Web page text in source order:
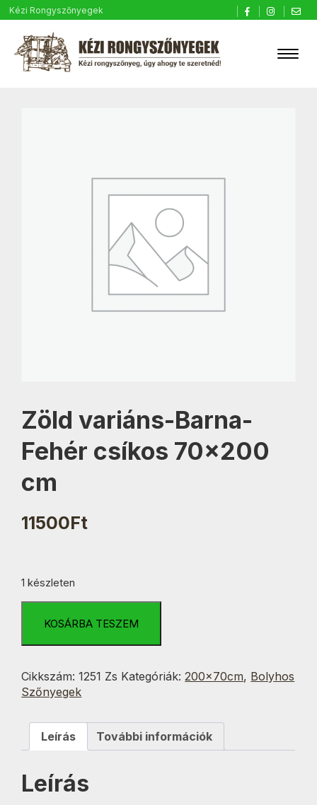
Kézi Rongyszőnyegek
Zöld variáns-Barna-
Fehér csíkos 70×200
cm
11500Ft
1 készleten
variáns-
csíkos
70x200
cm
KOSÁRBA TESZEM
Cikkszám:1251 Zs Kategóriák:200x70cm, Bolyhos
Szőnyegek
Leírás További információk
Leírás